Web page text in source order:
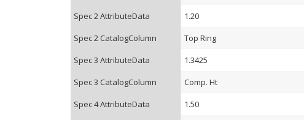
Spec 2 AttributeData
1.20
Spec 2 CatalogColumn
Top Ring
Spec 3 AttributeData
1.3425
Spec 3 CatalogColumn
Comp. Ht
Spec 4 AttributeData
1.50